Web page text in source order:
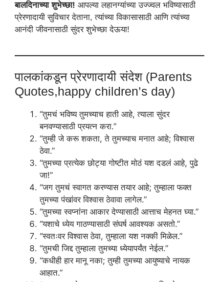
बालदिनाच्या शुभेच्छा! आपल्या लहानग्यांच्या उज्ज्वल भविष्यासाठी
प्रेरणादायी सुविचार देताना, त्यांच्या विकासासाठी आणि त्यांच्या
आनंदी जीवनासाठी सुंदर शुभेच्छा देऊया!
पालकांकडून प्रेरणादायी संदेश (Parents
Quotes,happy children’s day)
“तुमचं भविष्य तुमच्याच हाती आहे, त्याला सुंदर
बनवण्यासाठी प्रयत्न करा.”
“तुम्ही जे करू शकता, ते तुमच्याच मनात आहे; विश्वास
ठेवा.”
“तुमच्या प्रत्येक छोट्या गोष्टीत मोठं यश दडलं आहे, पुढे
जा!”
“जग तुमचं स्वागत करण्यास तयार आहे; तुम्हाला फक्त
तुमच्या पंखांवर विश्वास ठेवावा लागेल.”
“तुमच्या स्वप्नांना आकार देण्यासाठी आत्ताच मेहनत घ्या.”
“यशाचे ध्येय गाठण्यासाठी संघर्ष आवश्यक असतो.”
“स्वतःवर विश्वास ठेवा, तुम्हाला यश नक्की मिळेल.”
“तुमची जिद्द तुम्हाला तुमच्या ध्येयापर्यंत नेईल.”
“कधीही हार मानू नका; तुम्ही तुमच्या आयुष्याचे नायक
आहात.”